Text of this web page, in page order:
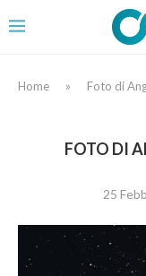
Home » Foto di
FOTO DI
25